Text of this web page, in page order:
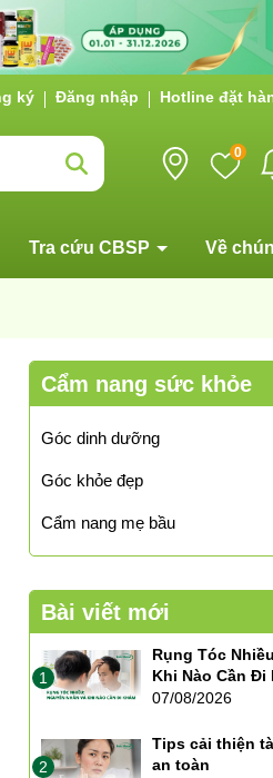
ký Đăng nhập Hotline đặt
0
Tra cứu CBSP Về
Cẩm nang sức khỏe
Góc dinh dưỡng
Góc khỏe đẹp
Cẩm nang mẹ bầu
Bài viết mới
1
Rụng Tóc
Khi Nào Cần Đi
07/08/2026
2
Tips cải thiện
an toàn